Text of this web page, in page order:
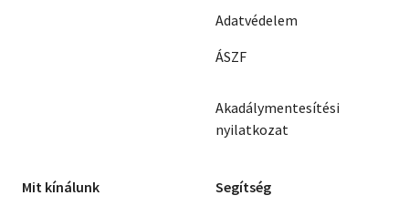
Adatvédelem
ÁSZF
Akadálymentesítési
nyilatkozat
Mit kínálunk Segítség